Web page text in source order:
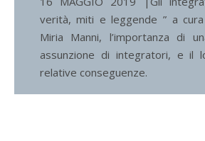
verità, miti e leggende ” a
Miria Manni, l’importanza di
assunzione di integratori, e il
relative conseguenze.